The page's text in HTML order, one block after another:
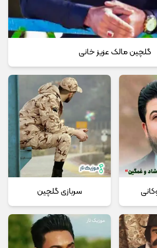
گلچین مالک عزیز خانی
سربازی گلچین